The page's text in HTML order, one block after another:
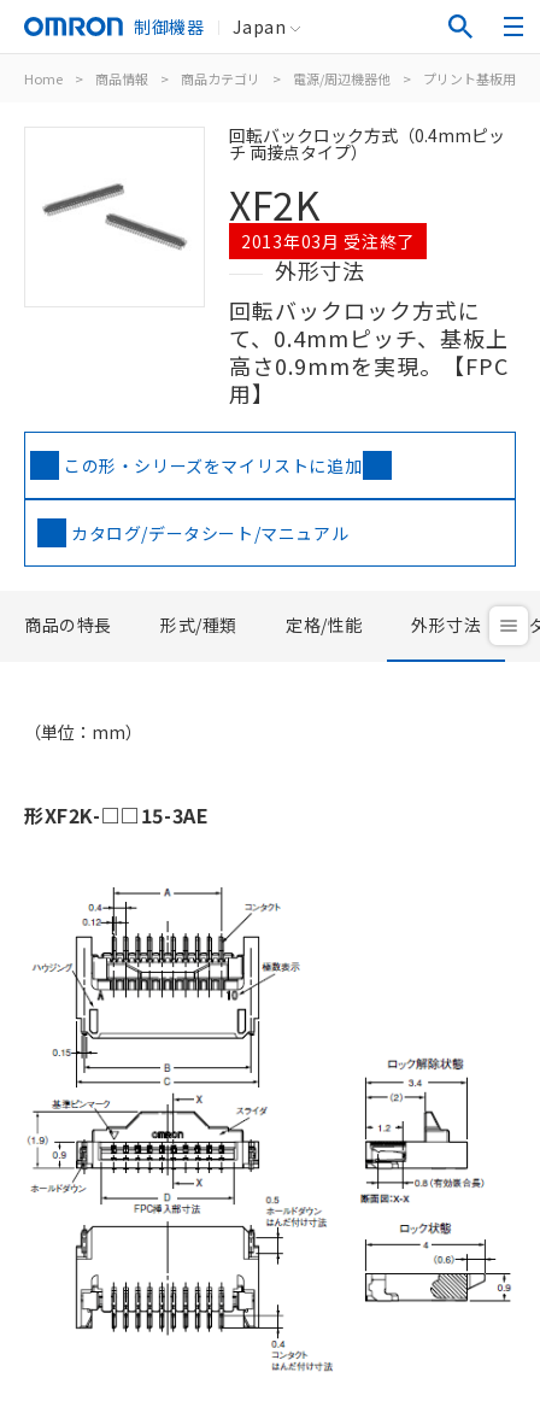
制御機器 Japan
Home > 商品情報 > 商品カテゴリ > 電源/周辺機器他 > プリント基板用コ
回転バックロック方式（0.4mmピッ
チ 両接点タイプ）
XF2K
2013年03月 受注終了
外形寸法
回転バックロック方式に
て、0.4mmピッチ、基板上
高さ0.9mmを実現。【FPC
用】
この形・シリーズをマイリストに追加
カタログ/データシート/マニュアル
商品の特長 形式/種類 定格/性能 外形寸法
（単位：mm）
形XF2K-□□15-3AE